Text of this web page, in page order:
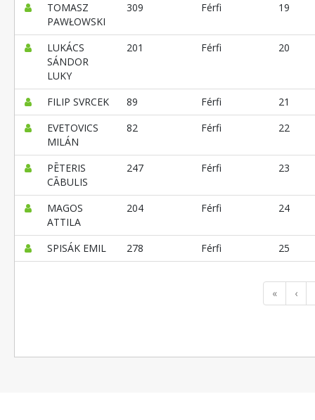
TOMASZ
PAWŁOWSKI
309 Férfi 19
LUKÁCS
SÁNDOR
LUKY
201 Férfi 20
FILIP SVRCEK 89 Férfi
21
EVETOVICS
MILÁN
82 Férfi 22
PĒTERIS
CĀBULIS
247 Férfi 23
MAGOS
ATTILA
204 Férfi 24
SPISÁK EMIL 278 Férfi 25
« ‹